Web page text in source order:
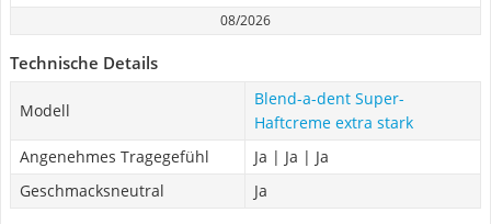
08/2026
Technische Details
Modell
Blend-a-dent Super-
Haftcreme extra stark
Angenehmes Tragegefühl
Ja | Ja | Ja
Geschmacksneutral
Ja